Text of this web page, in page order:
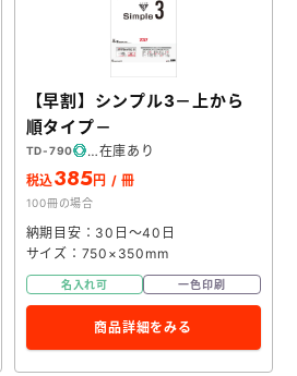
【早割】シンプル3－上から
順タイプ－
TD-790
在庫あり
税込385円 / 冊
100冊の場合
納期目安：30日～40日
サイズ：750×350mm
名入れ可 一色印刷
商品詳細をみる